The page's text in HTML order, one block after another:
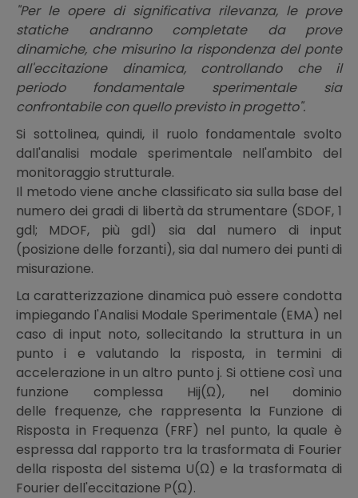
"Per le opere di significativa rilevanza, le prove
statiche andranno completate da prove
dinamiche, che misurino la rispondenza del ponte
all'eccitazione dinamica, controllando che il
periodo fondamentale sperimentale sia
confrontabile con quello previsto in progetto".
Si sottolinea, quindi, il ruolo fondamentale svolto
dall'analisi modale sperimentale nell'ambito del
monitoraggio strutturale.
Il metodo viene anche classificato sia sulla base del
numero dei gradi di libertà da strumentare (SDOF, 1
gdl; MDOF, più gdl) sia dal numero di input
(posizione delle forzanti), sia dal numero dei punti di
misurazione.
La caratterizzazione dinamica può essere condotta
impiegando l'Analisi Modale Sperimentale (EMA) nel
caso di input noto, sollecitando la struttura in un
punto i e valutando la risposta, in termini di
accelerazione in un altro punto j. Si ottiene così una
funzione complessa Hij(Ω), nel dominio
delle frequenze, che rappresenta la Funzione di
Risposta in Frequenza (FRF) nel punto, la quale è
espressa dal rapporto tra la trasformata di Fourier
della risposta del sistema U(Ω) e la trasformata di
Fourier dell'eccitazione P(Ω).